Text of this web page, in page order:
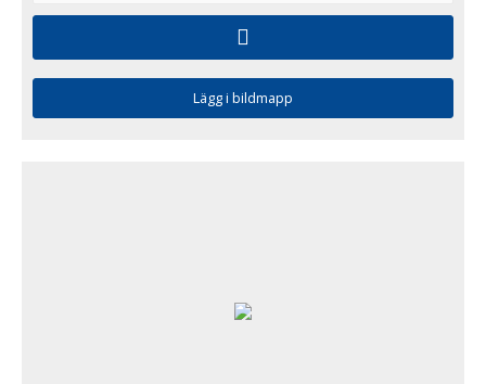
Lägg i bildmapp